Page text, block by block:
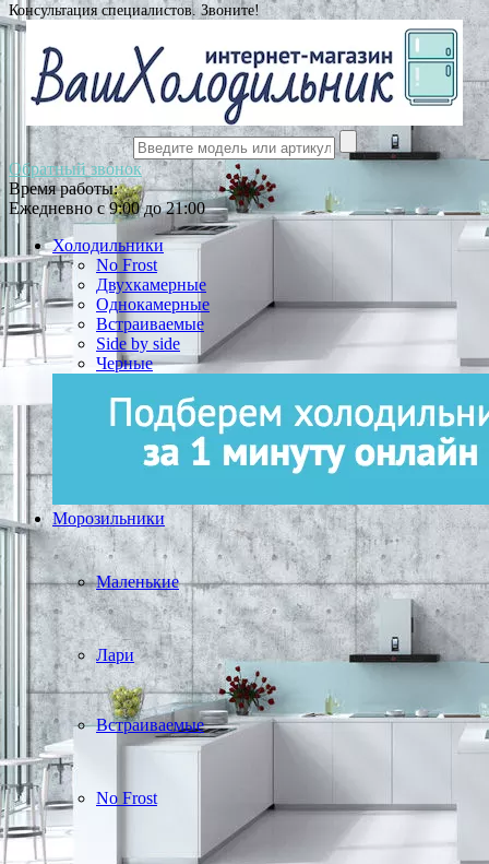
Консультация специалистов. Звоните!
Обратный звонок
Время работы:
Ежедневно с 9:00 до 21:00
Холодильники
No Frost
Двухкамерные
Однокамерные
Встраиваемые
Side by side
Черные
Морозильники
Маленькие
Лари
Встраиваемые
No Frost